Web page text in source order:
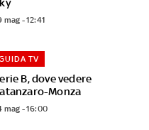
mag - 12:41
B, dove vedere
Monza
TV
mag - 16:00